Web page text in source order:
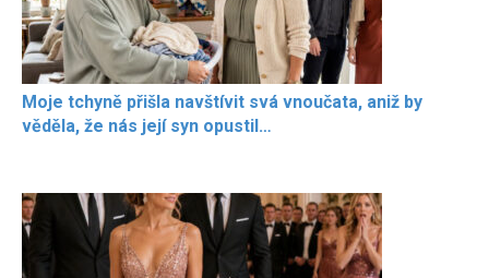
Moje tchyně přišla navštívit svá vnoučata, aniž by
věděla, že nás její syn opustil…